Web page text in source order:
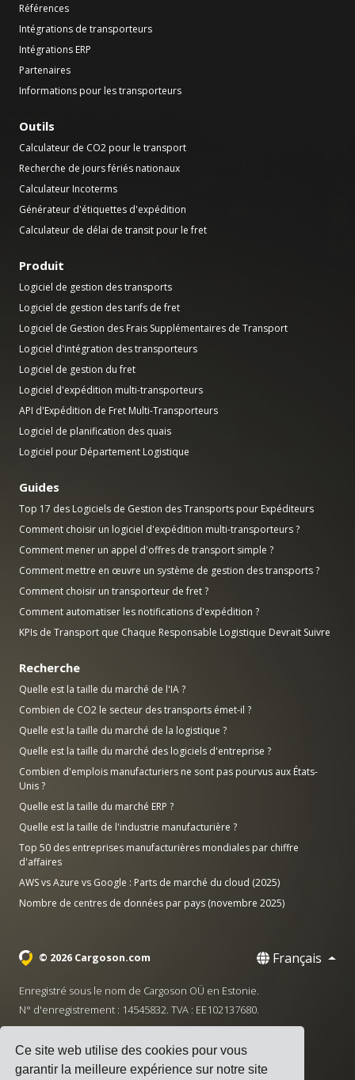
Ce site web utilise des cookies pour vous
garantir la meilleure expérience sur notre site
Références
Intégrations de transporteurs
Intégrations ERP
Partenaires
Informations pour les transporteurs
Outils
Calculateur de CO2 pour le transport
Recherche de jours fériés nationaux
Calculateur Incoterms
Générateur d'étiquettes d'expédition
Calculateur de délai de transit pour le fret
Produit
Logiciel de gestion des transports
Logiciel de gestion des tarifs de fret
Logiciel de Gestion des Frais Supplémentaires de Transport
Logiciel d'intégration des transporteurs
Logiciel de gestion du fret
Logiciel d'expédition multi-transporteurs
API d'Expédition de Fret Multi-Transporteurs
Logiciel de planification des quais
Logiciel pour Département Logistique
Guides
Top 17 des Logiciels de Gestion des Transports pour Expéditeurs
Comment choisir un logiciel d'expédition multi-transporteurs ?
Comment mener un appel d'offres de transport simple ?
Comment mettre en œuvre un système de gestion des transports ?
Comment choisir un transporteur de fret ?
Comment automatiser les notifications d'expédition ?
KPIs de Transport que Chaque Responsable Logistique Devrait Suivre
Recherche
Quelle est la taille du marché de l'IA ?
Combien de CO2 le secteur des transports émet-il ?
Quelle est la taille du marché de la logistique ?
Quelle est la taille du marché des logiciels d'entreprise ?
Combien d'emplois manufacturiers ne sont pas pourvus aux États-
Unis ?
Quelle est la taille du marché ERP ?
Quelle est la taille de l'industrie manufacturière ?
Top 50 des entreprises manufacturières mondiales par chiffre
d'affaires
AWS vs Azure vs Google : Parts de marché du cloud (2025)
Nombre de centres de données par pays (novembre 2025)
© 2026 Cargoson.com Français
Enregistré sous le nom de Cargoson OÜ en Estonie.
N° d'enregistrement : 14545832. TVA : EE102137680.
· hello@cargoson.com